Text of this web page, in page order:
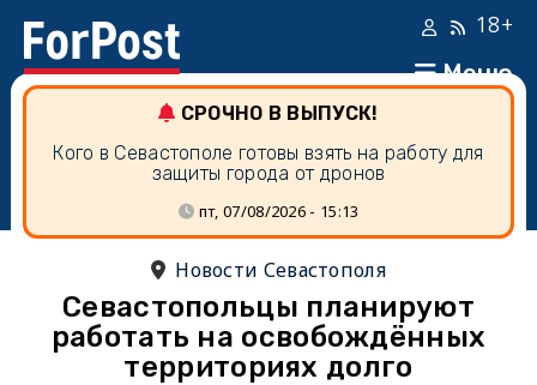
Меню
18+
СРОЧНО В ВЫПУСК!
Кого в Севастополе готовы взять на работу для
защиты города от дронов
пт, 07/08/2026 - 15:13
Новости Севастополя
Севастопольцы планируют
работать на освобождённых
территориях долго